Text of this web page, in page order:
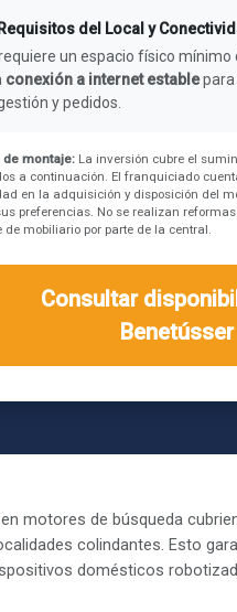
Requisitos del Local y
un espacio físico mínimo
conexión a internet establepara
y pedidos.
de montaje: La inversión cubre el
a continuación. El franquiciado
en la adquisición y disposición del
preferencias. No se realizan
de mobiliario por parte de la central.
Consultar
Benetússer
motores de búsqueda
colindantes. Esto
domésticos